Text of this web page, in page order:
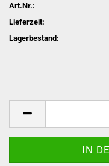
Art.Nr.:
Lieferzeit:
Lagerbestand: